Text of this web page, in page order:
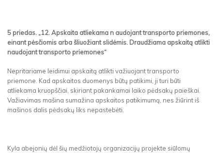
5 priedas. „12. Apskaita atliekama n audojant transporto priemones,
einant pėsčiomis arba šliuožiant slidėmis. Draudžiama apskaitą atlikti
naudojant transporto priemones“
Nepritariame leidimui apskaitą atlikti važiuojant transporto
priemone. Kad apskaitos duomenys būtų patikimi, ji turi būti
atliekama kruopščiai, skiriant pakankamai laiko pėdsakų paieškai.
Važiavimas mašina sumažina apskaitos patikimumą, nes žiūrint iš
mašinos dalis pėdsakų liks nepastebėti.
Kyla abejonių dėl šių medžiotojų organizacijų projekte siūlomų